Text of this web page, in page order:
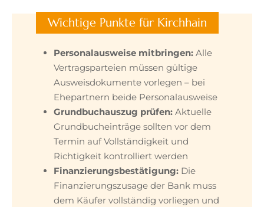
Wichtige Punkte für Kirchhain
Personalausweise mitbringen: Alle
Vertragsparteien müssen gültige
Ausweisdokumente vorlegen – bei
Ehepartnern beide Personalausweise
Grundbuchauszug prüfen: Aktuelle
Grundbucheinträge sollten vor dem
Termin auf Vollständigkeit und
Richtigkeit kontrolliert werden
Finanzierungsbestätigung: Die
Finanzierungszusage der Bank muss
dem Käufer vollständig vorliegen und